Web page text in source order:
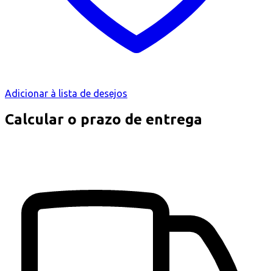
Adicionar à lista de desejos
Calcular o prazo de entrega